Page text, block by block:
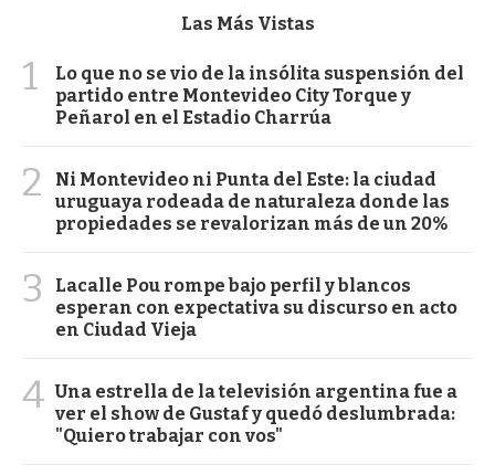
Las Más Vistas
1
Lo que no se vio de la insólita suspensión del
partido entre Montevideo City Torque y
Peñarol en el Estadio Charrúa
2
Ni Montevideo ni Punta del Este: la ciudad
uruguaya rodeada de naturaleza donde las
propiedades se revalorizan más de un 20%
3
Lacalle Pou rompe bajo perfil y blancos
esperan con expectativa su discurso en acto
en Ciudad Vieja
4 Una estrella de la televisión argentina fue a
ver el show de Gustaf y quedó deslumbrada:
"Quiero trabajar con vos"